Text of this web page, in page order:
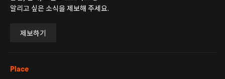
알리고 싶은 소식을 제보해 주세요.
제보하기
Place